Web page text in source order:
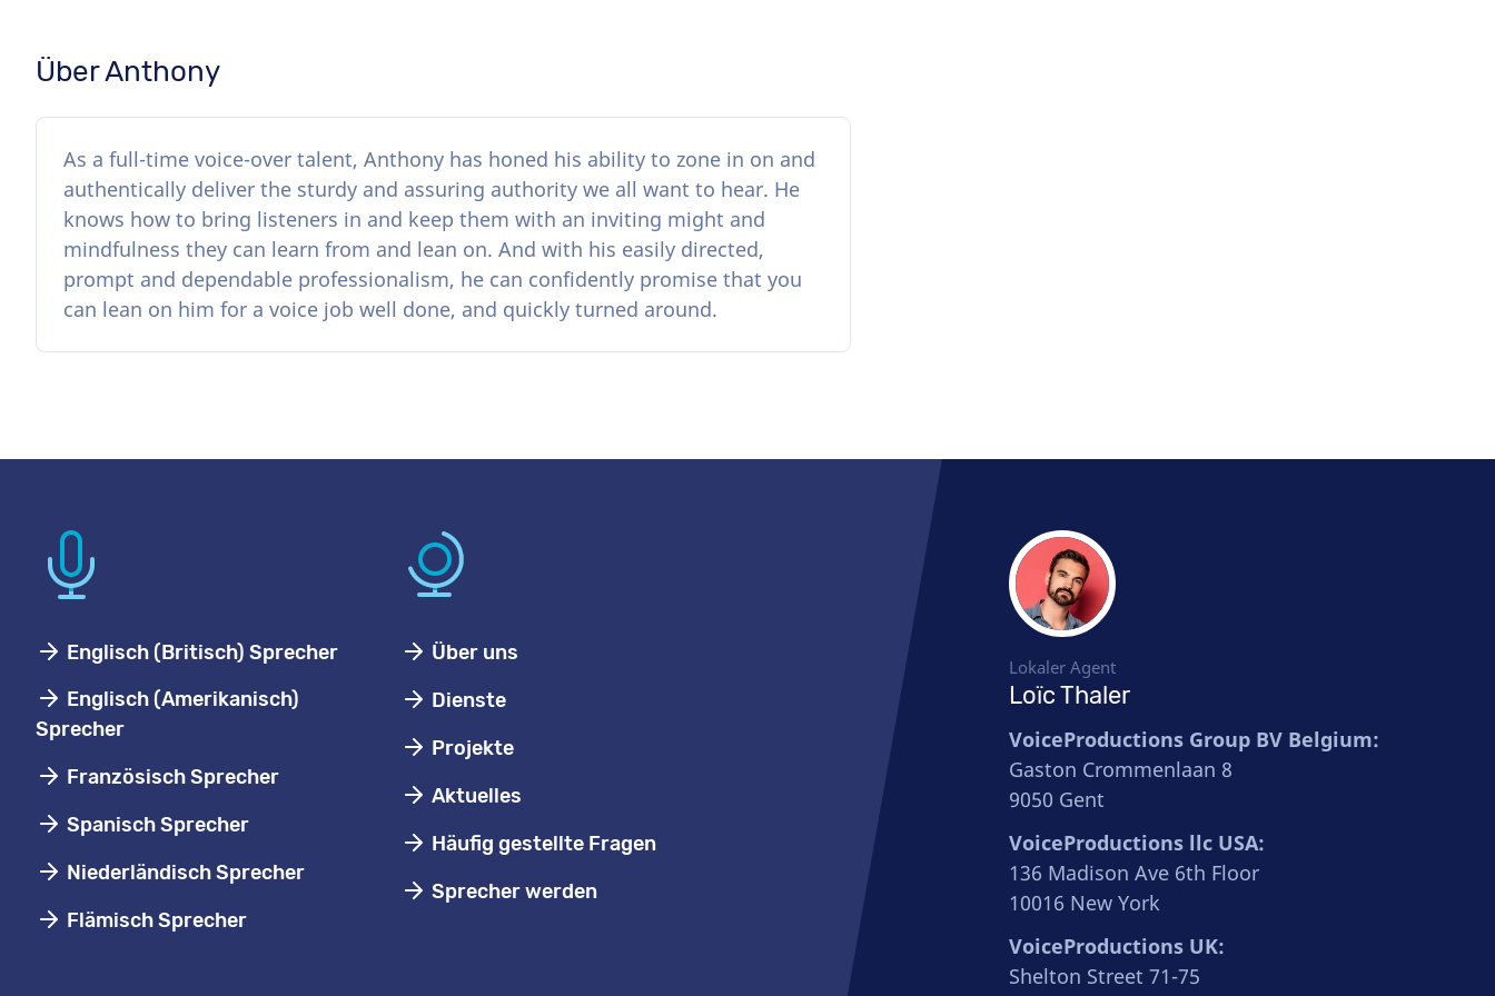
Über Anthony
As a full-time voice-over talent, Anthony has honed his ability to zone in on and
authentically deliver the sturdy and assuring authority we all want to hear. He
knows how to bring listeners in and keep them with an inviting might and
mindfulness they can learn from and lean on. And with his easily directed,
prompt and dependable professionalism, he can confidently promise that you
can lean on him for a voice job well done, and quickly turned around.
Englisch (Britisch) Sprecher
Englisch (Amerikanisch)
Sprecher
Französisch Sprecher
Spanisch Sprecher
Niederländisch Sprecher
Flämisch Sprecher
Über uns
Dienste
Projekte
Aktuelles
Häufig gestellte Fragen
Sprecher werden
Lokaler Agent
Loïc Thaler
VoiceProductions Group BV Belgium:
Gaston Crommenlaan 8
9050 Gent
VoiceProductions llc USA:
136 Madison Ave 6th Floor
10016 New York
VoiceProductions UK:
Shelton Street 71-75